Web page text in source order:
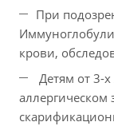
При
крови,
Детям от 3-